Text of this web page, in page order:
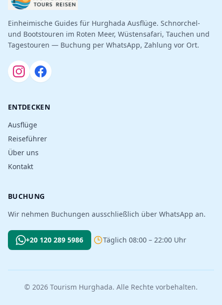
Einheimische Guides für Hurghada Ausflüge. Schnorchel-
und Bootstouren im Roten Meer, Wüstensafari, Tauchen und
Tagestouren — Buchung per WhatsApp, Zahlung vor Ort.
ENTDECKEN
Ausflüge
Reiseführer
Über uns
Kontakt
BUCHUNG
Wir nehmen Buchungen ausschließlich über WhatsApp an.
+20 120 289 5986 Täglich 08:00 – 22:00 Uhr
© 2026 Tourism Hurghada. Alle Rechte vorbehalten.